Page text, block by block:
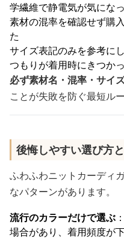
学繊維で静電気が気にな
素材の混率を確認せず購
た
サイズ表記のみを参考に
つもりが着用時にきつか
必ず素材名・混率・サイ
ことが失敗を防ぐ最短ルー
後悔しやすい選び方
ふわふわニットカーディ
なパターンがあります。
流行のカラーだけで選ぶ
場合があり、着用頻度が